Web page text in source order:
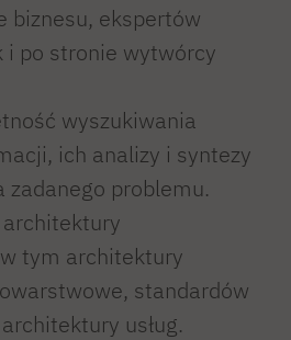
biznesu, ekspertów
i po stronie wytwórcy
wyszukiwania
ich analizy i syntezy
zadanego problemu.
tym architektury
standardów
usług.